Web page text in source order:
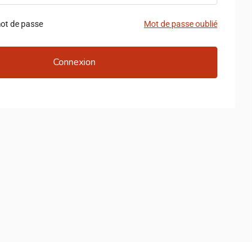
de passe Mot de passe oublié